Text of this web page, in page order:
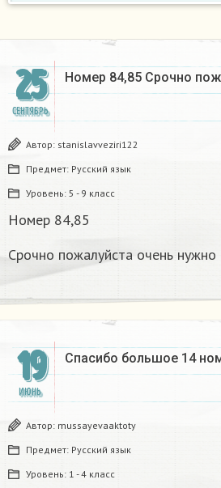
25
СЕНТЯБРЬ
Номер 84,85 Срочно
Автор: stanislavveziri122
Предмет: Русский язык
Уровень: 5 - 9 класс
Номер 84,85
Срочно пожалуйста очень нужно
19
ИЮНЬ
Спасибо большое 14
Автор: mussayevaaktoty
Предмет: Русский язык
Уровень: 1 - 4 класс